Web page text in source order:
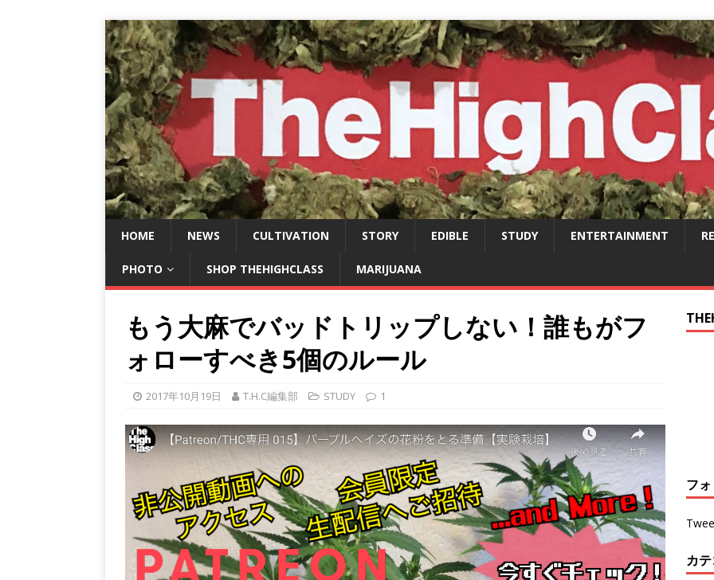
HOME NEWS CULTIVATION STORY EDIBLE STUDY ENTERTAINMENT
PHOTO SHOP THEHIGHCLASS MARIJUANA
もう大麻でバッドトリップしない！誰もがフ
ォローすべき5個のルール
2017年10月19日 T.H.C編集部 STUDY 1
フ
カ